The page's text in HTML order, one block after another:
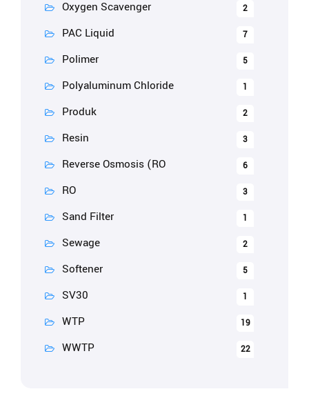
Oxygen Scavenger 2
PAC Liquid 7
Polimer 5
Polyaluminum Chloride 1
Produk 2
Resin 3
Reverse Osmosis (RO 6
RO 3
Sand Filter 1
Sewage 2
Softener 5
SV30 1
WTP 19
WWTP 22